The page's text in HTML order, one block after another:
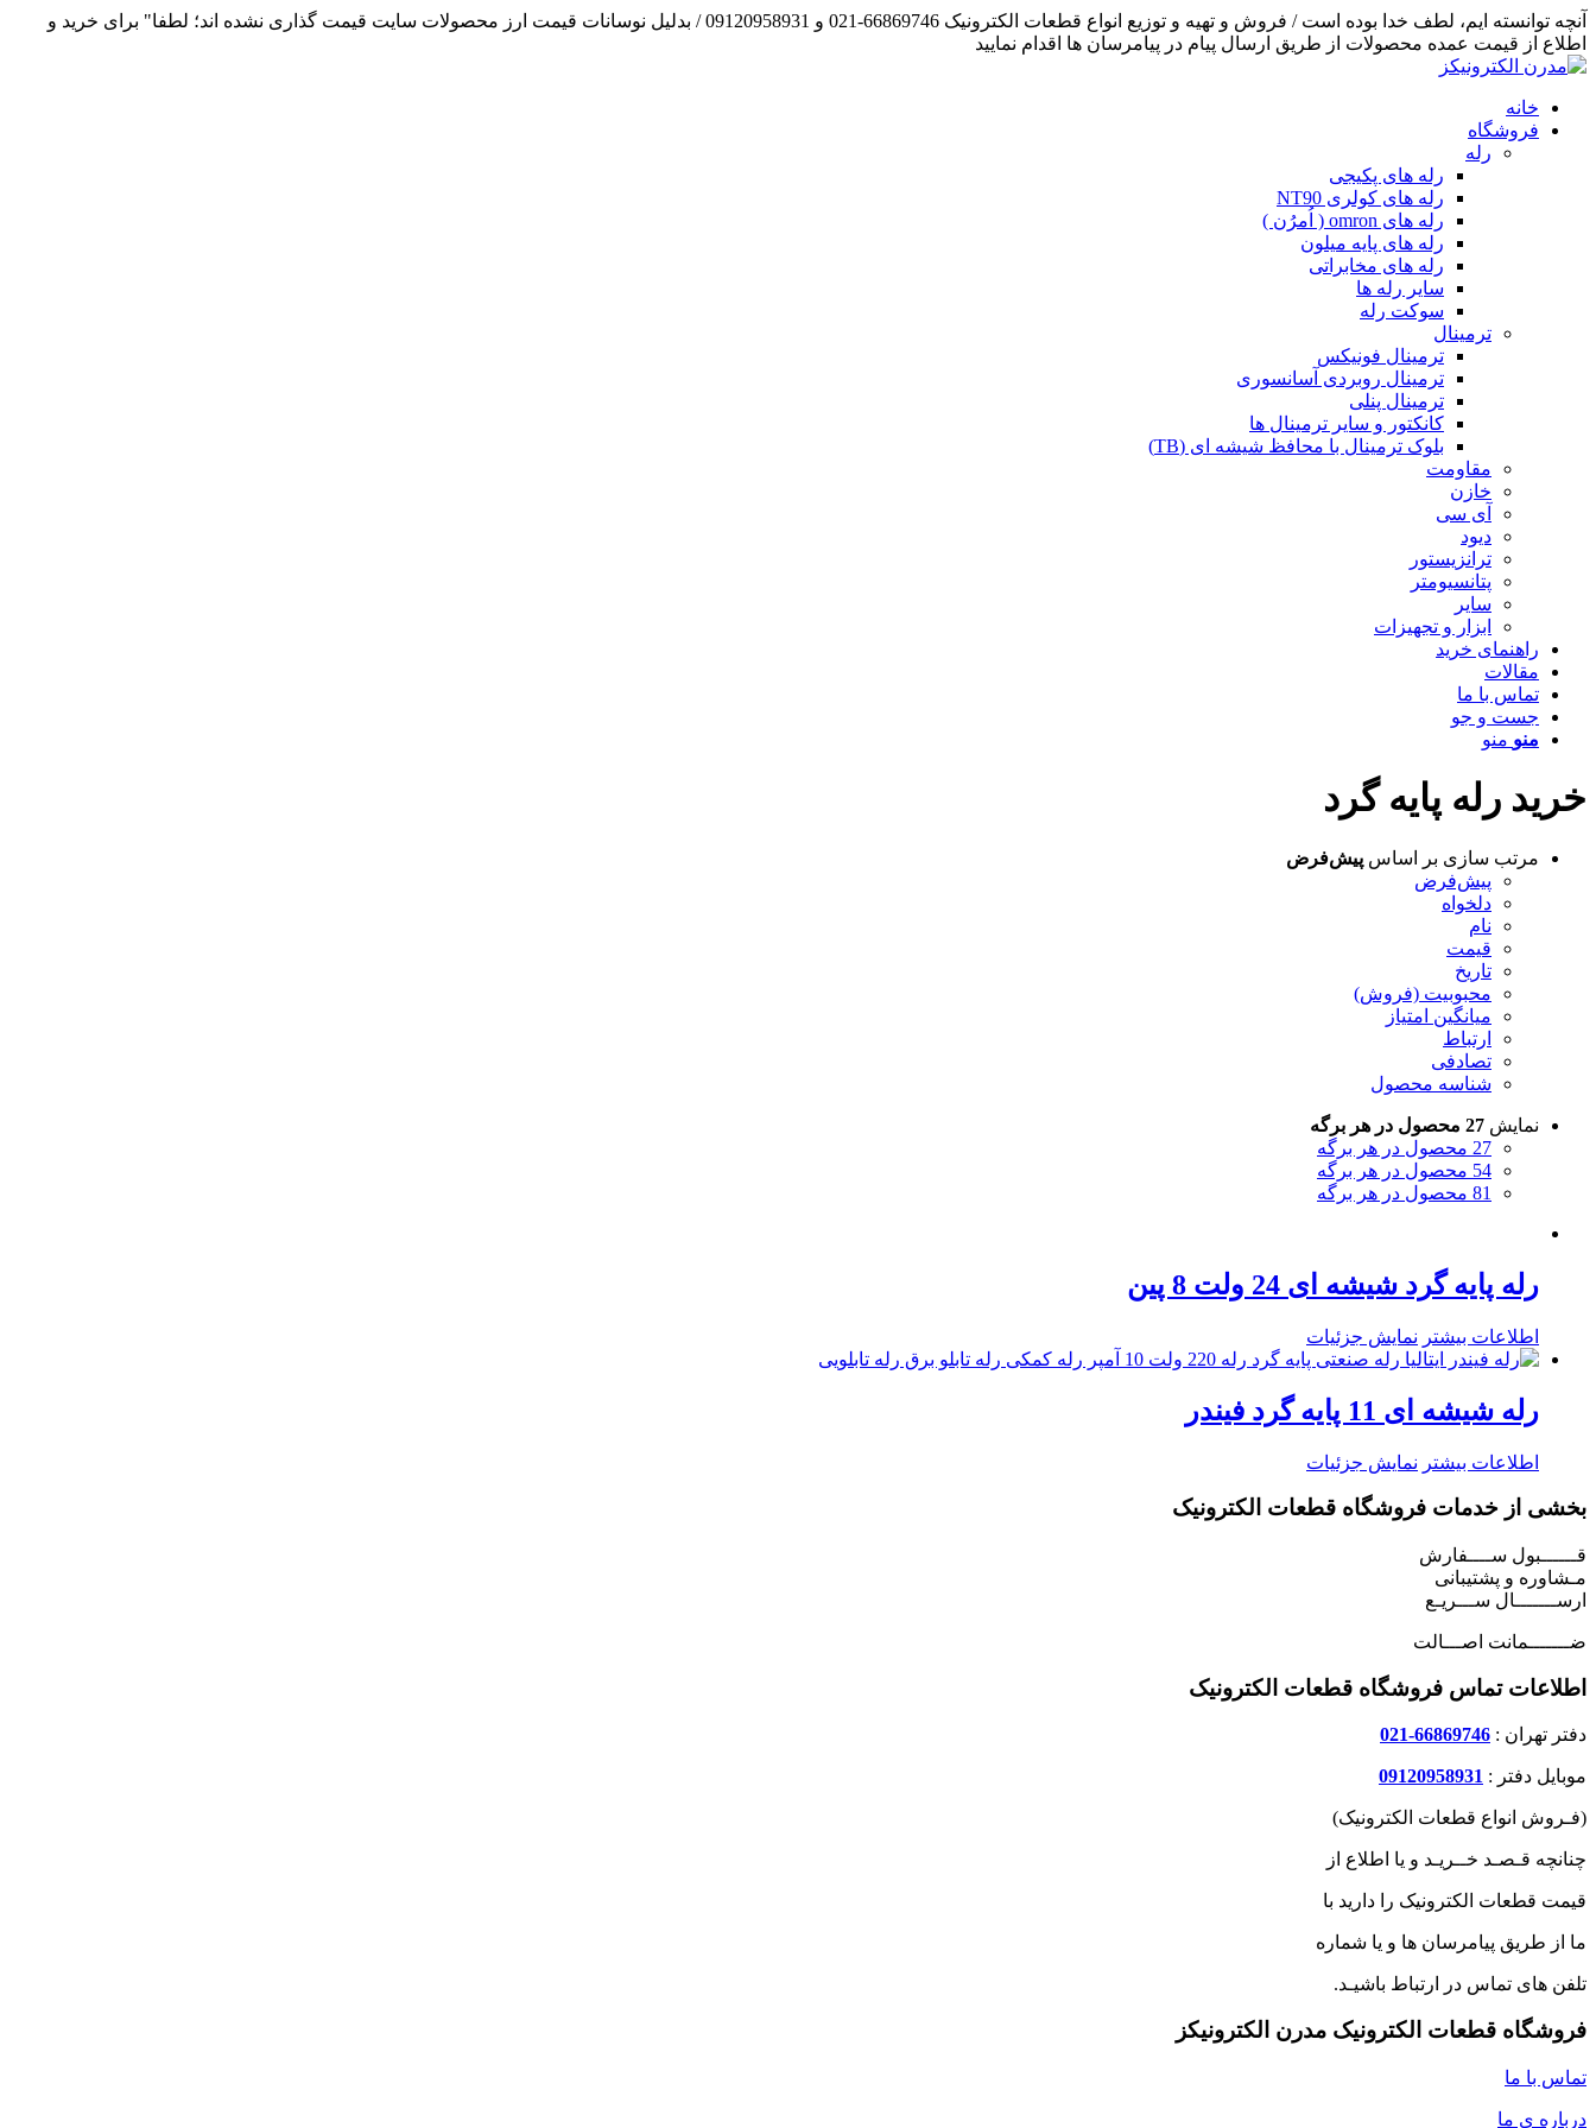
آنچه توانسته ایم، لطف خدا بوده است / فروش و تهیه و توزیع انواع قطعات الکترونیک 66869746-021 و 09120958931 / بدلیل نوسانات قیمت ارز محصولات سایت قیمت گذاری نشده اند؛ لطفا" برای خرید و
اطلاع از قیمت عمده محصولات از طریق ارسال پیام در پیامرسان ها اقدام نمایید
خانه
فروشگاه
رله
رله های پکیجی
رله های کولری NT90
رله های omron ( اُمرُن )
رله های پایه میلون
رله های مخابراتی
سایر رله ها
سوکت رله
ترمینال
ترمینال فونیکس
ترمینال روبردی آسانسوری
ترمینال پنلی
کانکتور و سایر ترمینال ها
بلوک ترمینال با محافظ شیشه ای (TB)
مقاومت
خازن
آی سی
دیود
ترانزیستور
پتانسیومتر
سایر
ابزار و تجهیزات
راهنمای خرید
مقالات
تماس با ما
جست و جو
منو منو
خرید رله پایه گرد
مرتب سازی بر اساس پیش‌فرض
پیش‌فرض
دلخواه
نام
قیمت
تاریخ
محبوبیت (فروش)
میانگین امتیاز
ارتباط
تصادفی
شناسه محصول
نمایش 27 محصول در هر برگه
27 محصول در هر برگه
54 محصول در هر برگه
81 محصول در هر برگه
رله پایه گرد شیشه ای 24 ولت 8 پین
اطلاعات بیشتر نمایش جزئیات
رله شیشه ای 11 پایه گرد فیندر
اطلاعات بیشتر نمایش جزئیات
بخشی از خدمات فروشگاه قطعات الکترونیک
قــــــبول ســــفارش
مـشاوره و پشتیبانی
ارســـــــال ســـریـع
ضـــــــمانت اصـــالت
اطلاعات تماس فروشگاه قطعات الکترونیک
دفتر تهران : 66869746-021
موبایل دفتر : 09120958931
(فـروش انواع قطعات الکترونیک)
چنانچه قـصـد خــریـد و یا اطلاع از
قیمت قطعات الکترونیک را دارید با
ما از طریق پیامرسان ها و یا شماره
تلفن های تماس در ارتباط باشیـد.
فروشگاه قطعات الکترونیک مدرن الکترونیکز
تماس با ما
درباره ی ما